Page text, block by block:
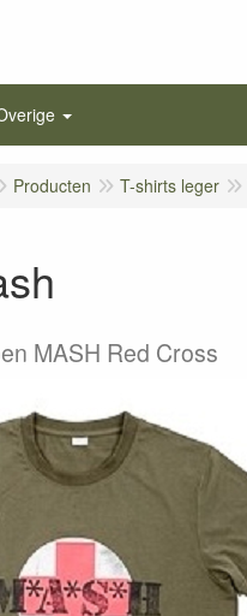
Producten T-shirts leger
MASH Red Cross